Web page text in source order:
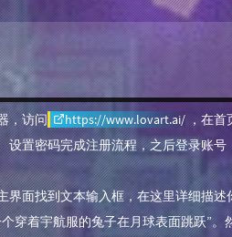
，访问 https://www.lovart.ai/，在首
设置密码完成注册流程，之后登录账号
界面找到文本输入框，在这里详细描述
穿着宇航服的兔子在月球表面跳跃”。